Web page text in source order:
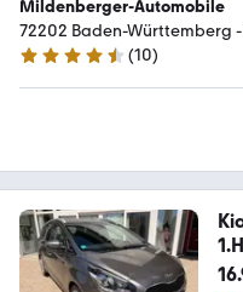
Mildenberger-Automobile
72202 Baden-Württemberg
4.4 Sterne
(10)